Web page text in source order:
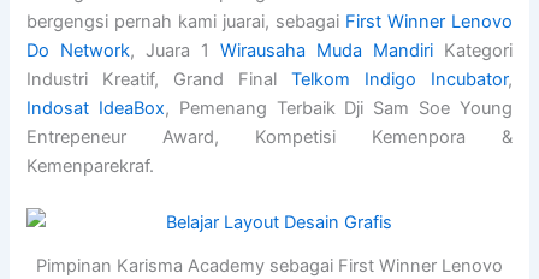
bergengsi pernah kami juarai, sebagai First Winner Lenovo
Do Network, Juara 1 Wirausaha Muda MandiriKategori
Industri Kreatif, Grand Final Telkom Indigo Incubator,
Indosat IdeaBox, Pemenang Terbaik Dji Sam Soe Young
Entrepeneur Award, Kompetisi Kemenpora &
Kemenparekraf.
Pimpinan Karisma Academy sebagai First Winner Lenovo